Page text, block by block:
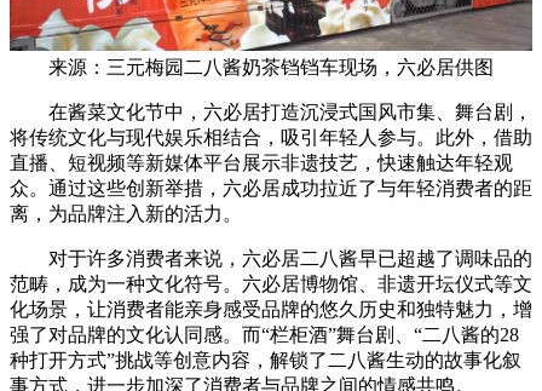
来源：三元梅园二八酱奶茶铛铛车现场，六必居供图
在酱菜文化节中，六必居打造沉浸式国风市集、舞台剧，
将传统文化与现代娱乐相结合，吸引年轻人参与。此外，借助
直播、短视频等新媒体平台展示非遗技艺，快速触达年轻观
众。通过这些创新举措，六必居成功拉近了与年轻消费者的距
离，为品牌注入新的活力。
对于许多消费者来说，六必居二八酱早已超越了调味品的
范畴，成为一种文化符号。六必居博物馆、非遗开坛仪式等文
化场景，让消费者能亲身感受品牌的悠久历史和独特魅力，增
强了对品牌的文化认同感。而“栏柜酒”舞台剧、“二八酱的28
种打开方式”挑战等创意内容，解锁了二八酱生动的故事化叙
事方式，进一步加深了消费者与品牌之间的情感共鸣。